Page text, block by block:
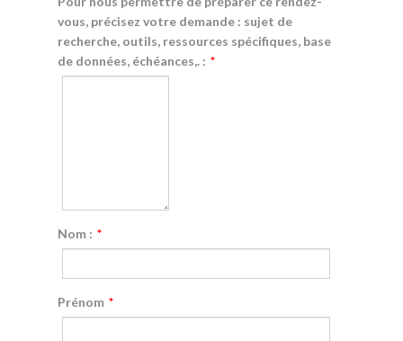
vous, précisez votre demande : sujet de
recherche, outils, ressources spécifiques, base
de données, échéances,. : *
Nom : *
Prénom *